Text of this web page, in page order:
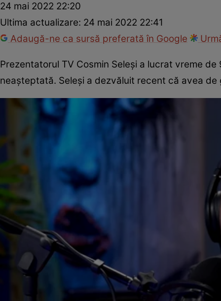
24 mai 2022 22:20
Ultima actualizare: 24 mai 2022 22:41
Adaugă-ne ca sursă preferată în Google
Prezentatorul TV Cosmin Seleși a lucrat vreme
neașteptată. Seleși a dezvăluit recent că avea